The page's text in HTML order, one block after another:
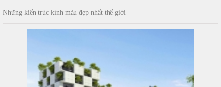
Những kiến trúc kính màu đẹp nhất thế giới